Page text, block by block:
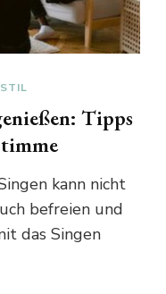
Tipps
kann nicht
befreien und
das Singen